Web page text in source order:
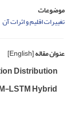
موضوعات
تغییرات اقلیم و اثرات آن
عنوان مقاله[English]
Distribution
LSTM Hybrid